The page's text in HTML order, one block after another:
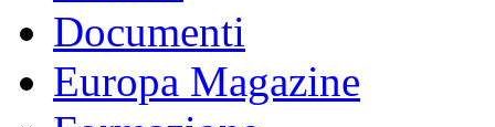
Documenti
Europa Magazine